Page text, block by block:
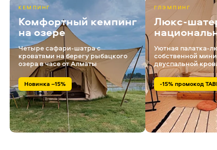
КЕМПИНГ
Комфортный кемпинг
на озере
Четыре сафари-шатра с
кроватями на берегу рыбацкого
озера в часе от Алматы
Новинка –15%
ГЛЭМПИНГ
Люкс-
Уютная палатка-
собственной
двуспальной
-15% промокод